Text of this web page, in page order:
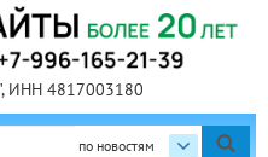
ИНН 4817003180
по новостям